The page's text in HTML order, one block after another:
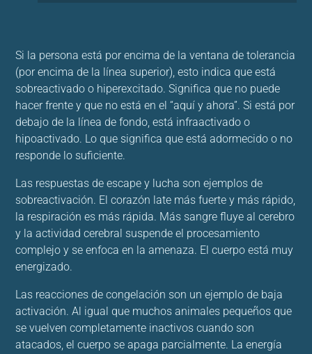
Si la persona está por encima de la ventana de tolerancia
(por encima de la línea superior), esto indica que está
sobreactivado o hiperexcitado. Significa que no puede
hacer frente y que no está en el “aquí y ahora”. Si está por
debajo de la línea de fondo, está infraactivado o
hipoactivado. Lo que significa que está adormecido o no
responde lo suficiente.
Las respuestas de escape y lucha son ejemplos de
sobreactivación. El corazón late más fuerte y más rápido,
la respiración es más rápida. Más sangre fluye al cerebro
y la actividad cerebral suspende el procesamiento
complejo y se enfoca en la amenaza. El cuerpo está muy
energizado.
Las reacciones de congelación son un ejemplo de baja
activación. Al igual que muchos animales pequeños que
se vuelven completamente inactivos cuando son
atacados, el cuerpo se apaga parcialmente. La energía